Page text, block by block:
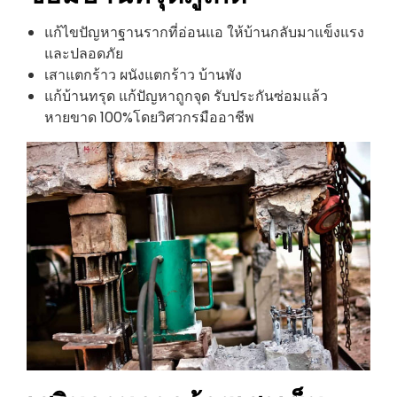
แก้ไขปัญหาฐานรากที่อ่อนแอ ให้บ้านกลับมาแข็งแรง
และปลอดภัย
เสาแตกร้าว ผนังแตกร้าว บ้านพัง
แก้บ้านทรุด แก้ปัญหาถูกจุด รับประกันซ่อมแล้ว
หายขาด 100%โดยวิศวกรมืออาชีพ